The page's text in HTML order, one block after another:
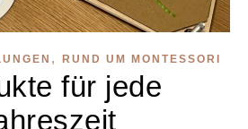
, RUND UM MONTESSORI
für jede